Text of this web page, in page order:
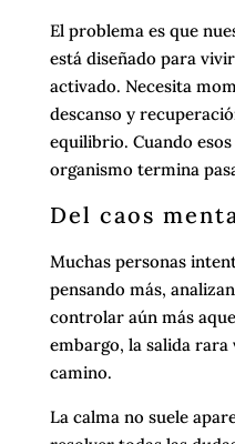
El problema es que
está diseñado para
activado. Necesita
descanso y
equilibrio. Cuando
organismo termina
Del caos
Muchas personas
pensando más,
controlar aún más
embargo, la salida rara
camino.
La calma no suele